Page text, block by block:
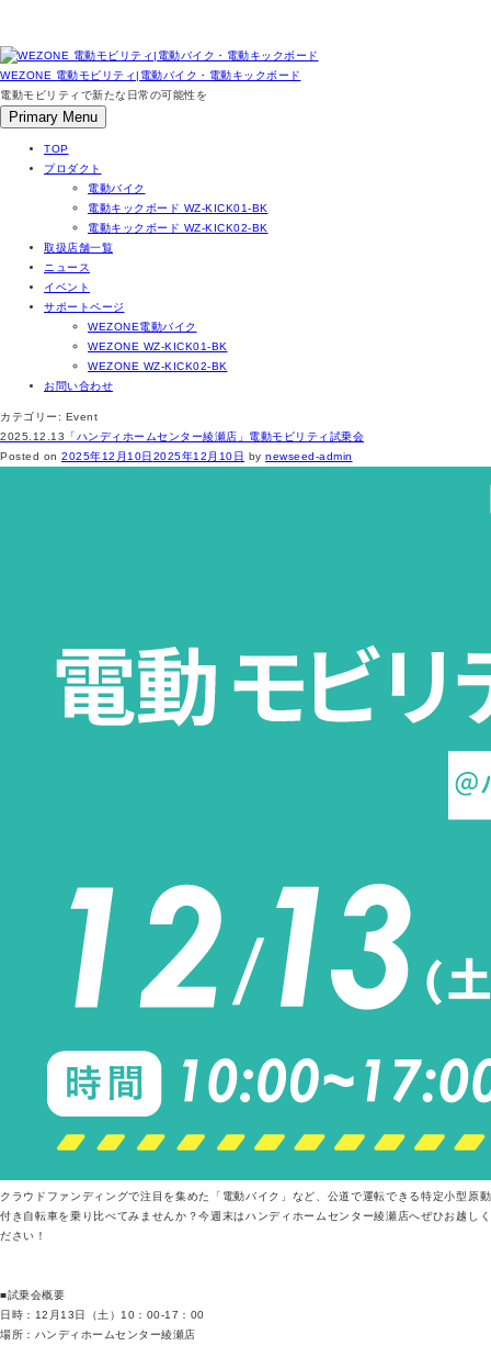
Skip
to
content
WEZONE 電動モビリティ|電動バイク・電動キックボード
電動モビリティで新たな日常の可能性を
Primary Menu
TOP
プロダクト
電動バイク
電動キックボード WZ-KICK01-BK
電動キックボード WZ-KICK02-BK
取扱店舗一覧
ニュース
イベント
サポートページ
WEZONE電動バイク
WEZONE WZ-KICK01-BK
WEZONE WZ-KICK02-BK
お問い合わせ
カテゴリー: Event
2025.12.13 「ハンディホームセンター綾瀬店」電動モビリティ試乗会
Posted on 2025年12月10日 2025年12月10日 by newseed-admin
クラウドファンディングで注目を集めた「電動バイク」など、公道で運転できる特定小型原動
付き自転車を乗り比べてみませんか？今週末はハンディホームセンター綾瀬店へぜひお越しく
ださい！
■試乗会概要
日時：12月13日（土）10：00-17：00
場所：ハンディホームセンター綾瀬店